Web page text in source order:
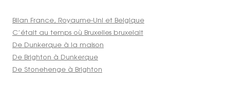
Bilan France, Royaume-Uni et Belgique
C’était au temps où Bruxelles bruxelait
De Dunkerque à la maison
De Brighton à Dunkerque
De Stonehenge à Brighton